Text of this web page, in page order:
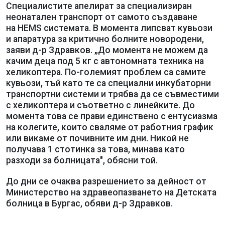
Специалистите апелират за специализиран
неонатален транспорт от самото създаване
на HEMS системата. В момента липсват кувьози
и апаратура за критично болните новородени,
заяви д-р Здравков. „До момента не можем да
качим деца под 5 кг с автономната техника на
хеликоптера. По-големият проблем са самите
кувьози, тъй като те са специални инкубаторни
транспортни системи и трябва да се съвместими
с хеликоптера и съответно с линейките. До
момента това се прави единствено с ентусиазма
на колегите, които сваляме от работния график
или викаме от почивните им дни. Никой не
получава 1 стотинка за това, минава като
разходи за болницата", обясни той.
До дни се очаква разрешението за дейност от
Министерство на здравеопазването на Детската
болница в Бургас, обяви д-р Здравков.